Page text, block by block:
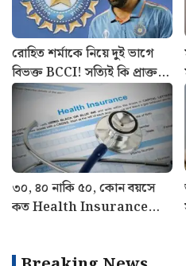
করা গোলাপ জামুন (Recipe)।
Related Stories
রোহিত শর্মাকে নিয়ে দুই ভাগে
বিভক্ত BCCI! সত্যিই কি প্রাক্তন
চাইছে বোর্ড